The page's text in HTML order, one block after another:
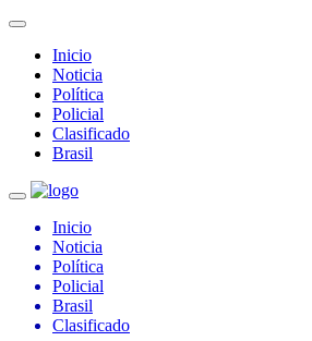
Inicio
Noticia
Política
Policial
Clasificado
Brasil
Inicio
Noticia
Política
Policial
Brasil
Clasificado